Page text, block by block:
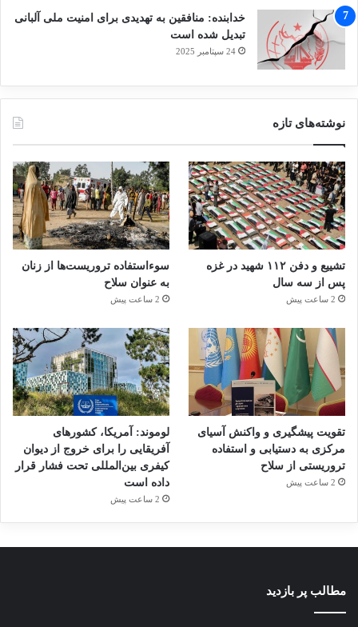
خدابنده: منافقین به تهدیدی برای امنیت ملی آلبانی
تبدیل شده است
24 سپتامبر 2025
نوشته‌های تازه
تشییع و دفن ۱۱۲ شهید در غزه
پس از سه سال
2 ساعت پیش
سوءاستفاده تروریست‌ها از زنان
به عنوان سلاح
2 ساعت پیش
تقویت پیشگیری و واکنش آسیای
مرکزی به دستیابی و استفاده
تروریستی از سلاح
2 ساعت پیش
لوموند: آمریکا، کشورهای
آفریقایی را برای خروج از دیوان
کیفری بین‌المللی تحت فشار قرار
داده است
2 ساعت پیش
مطالب پر بازدید